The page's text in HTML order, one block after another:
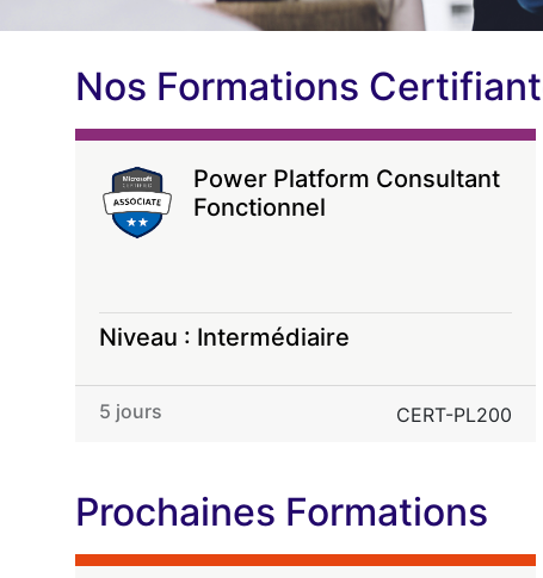
Nos Formations
Power Platform Consultant
Fonctionnel
Niveau : Intermédiaire
5 jours CERT-PL200
Prochaines Formations